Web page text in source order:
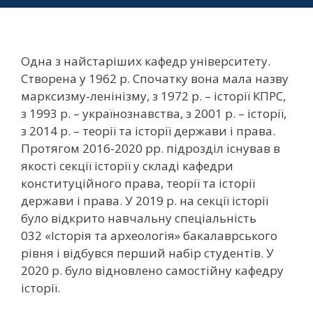
Одна з найстаріших кафедр університету.
Створена у 1962 р. Спочатку вона мала назву
марксизму-ленінізму, з 1972 р. – історії КПРС,
з 1993 р. – українознавства, з 2001 р. – історії,
з 2014 р. – теорії та історії держави і права.
Протягом 2016-2020 рр. підрозділ існував в
якості секції історії у складі кафедри
конституційного права, теорії та історії
держави і права. У 2019 р. на секції історії
було відкрито навчальну спеціальність
032 «Історія та археологія» бакалаврського
рівня і відбувся перший набір студентів. У
2020 р. було відновлено самостійну кафедру
історії.